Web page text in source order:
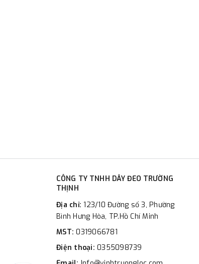
CÔNG TY TNHH DÂY ĐEO TRƯỜNG
THỊNH
Địa chỉ:123/10 Đường số 3, Phường
Bình Hưng Hòa, TP.Hồ Chí Minh
MST:0319066781
Điện thoại: 0355098739